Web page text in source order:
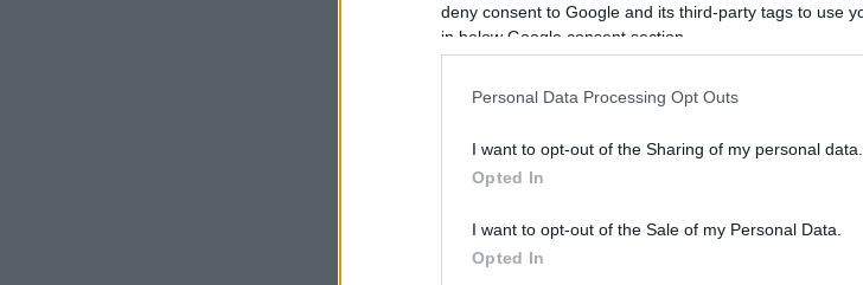
deny consent to Google and its third-party tags to use
in below Google consent section.
Personal Data Processing Opt Outs
I want to opt-out of the Sharing of my personal data.
Opted In
I want to opt-out of the Sale of my Personal Data.
Opted In